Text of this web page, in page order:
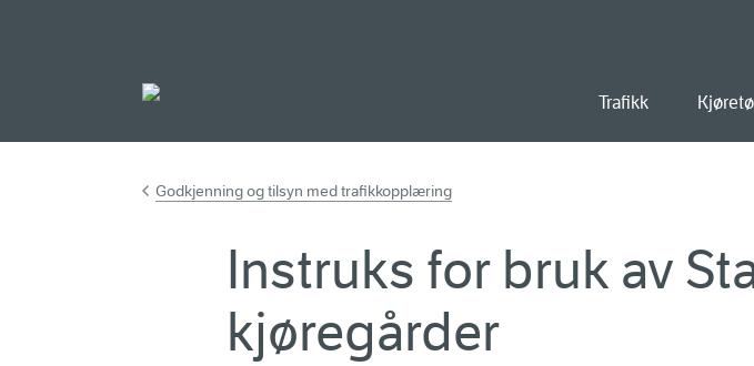
Trafikk
Godkjenning og tilsyn med trafikkopplæring
Instruks for bruk av
kjøregårder